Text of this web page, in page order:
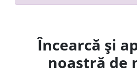
Încearcă și
noastră de